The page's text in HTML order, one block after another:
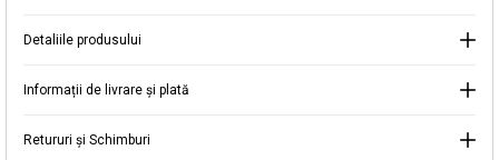
Detaliile produsului
Informații de livrare și plată
Retururi și Schimburi
Selecteaza țara